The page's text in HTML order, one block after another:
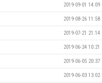
2019-09-01 14:09
2019-08-26 11:58
2019-07-21 21:14
2019-06-24 10:21
2019-06-05 20:37
2019-06-03 13:02